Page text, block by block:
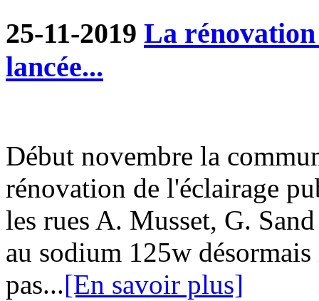
25-11-2019 La
lancée...
Début novembre la
rénovation de l'éclairage
les rues A. Musset, G.
au sodium 125w
pas...[En savoir plus]